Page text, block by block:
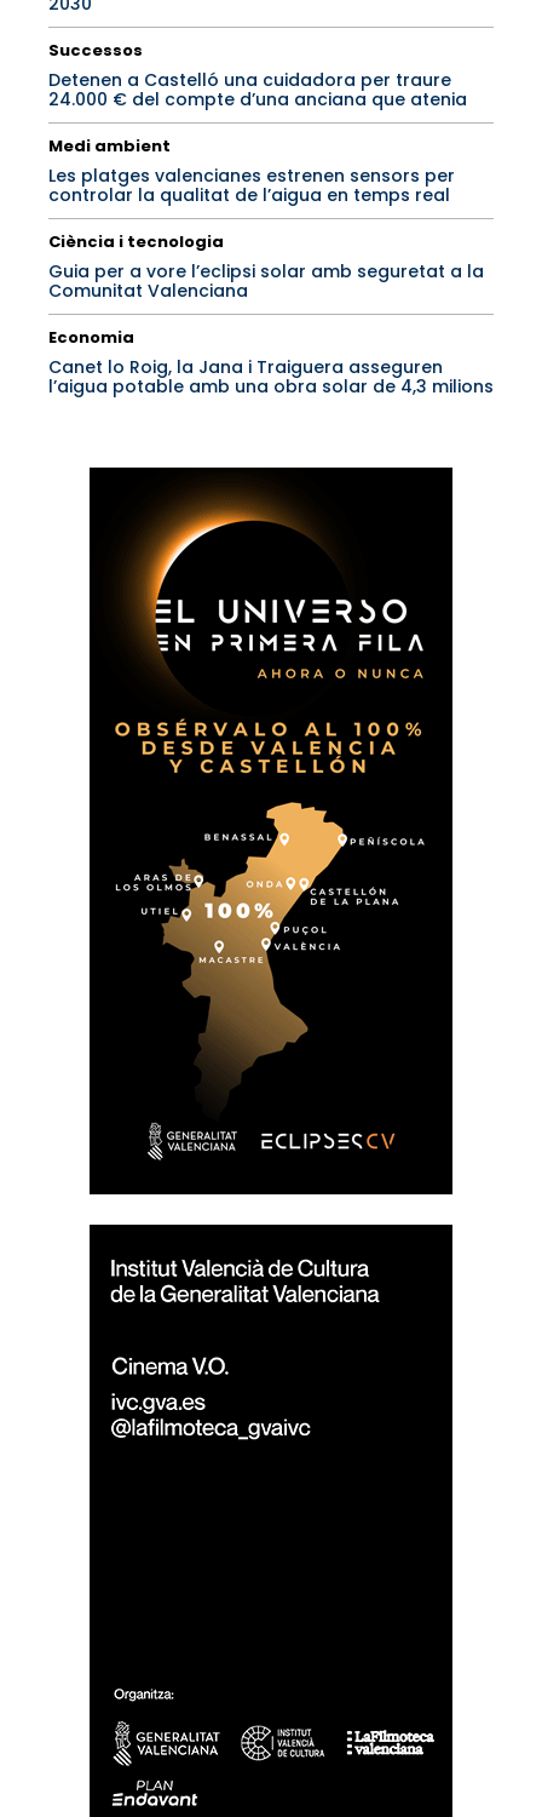
Successos
Detenen a Castelló una cuidadora per traure
24.000 € del compte d’una anciana que atenia
Medi ambient
Les platges valencianes estrenen sensors per
controlar la qualitat de l’aigua en temps real
Ciència i tecnologia
Guia per a vore l’eclipsi solar amb seguretat a la
Comunitat Valenciana
Economia
Canet lo Roig, la Jana i Traiguera asseguren
l’aigua potable amb una obra solar de 4,3 milions